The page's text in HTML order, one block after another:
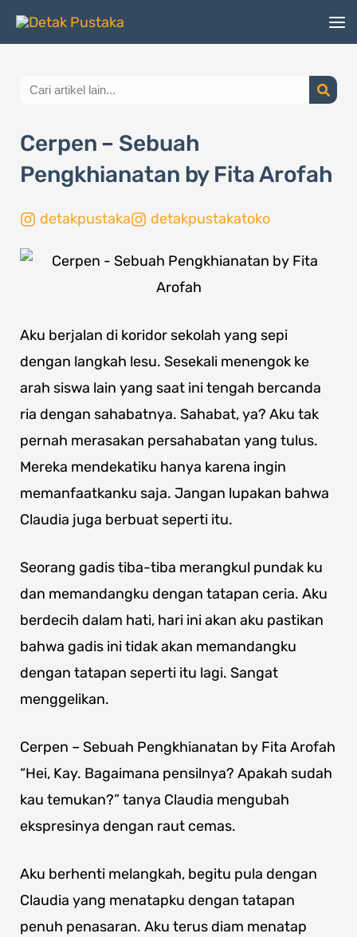
Lewati
Search
Cerpen – Sebuah
Pengkhianatan by Fita Arofah
detakpustaka detakpustakatoko
Aku berjalan di koridor sekolah yang sepi
dengan langkah lesu. Sesekali menengok ke
arah siswa lain yang saat ini tengah bercanda
ria dengan sahabatnya. Sahabat, ya? Aku tak
pernah merasakan persahabatan yang tulus.
Mereka mendekatiku hanya karena ingin
memanfaatkanku saja. Jangan lupakan bahwa
Claudia juga berbuat seperti itu.
Seorang gadis tiba-tiba merangkul pundak ku
dan memandangku dengan tatapan ceria. Aku
berdecih dalam hati, hari ini akan aku pastikan
bahwa gadis ini tidak akan memandangku
dengan tatapan seperti itu lagi. Sangat
menggelikan.
Cerpen – Sebuah Pengkhianatan by Fita Arofah
“Hei, Kay. Bagaimana pensilnya? Apakah sudah
kau temukan?” tanya Claudia mengubah
ekspresinya dengan raut cemas.
Aku berhenti melangkah, begitu pula dengan
Claudia yang menatapku dengan tatapan
penuh penasaran. Aku terus diam menatap
Page
,Page
,Page